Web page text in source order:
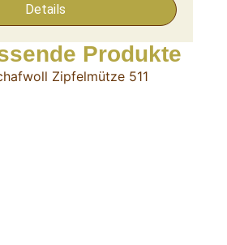
Details
Produkte